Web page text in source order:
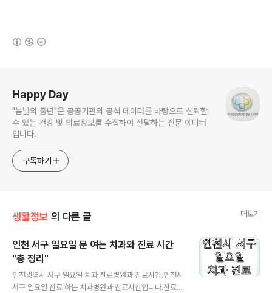
Happy Day
"봄날의 중년"은 공공기관의 공식 데이터를 바탕으로 신뢰할
수 있는 건강 및 의료정보를 수집하여 전달하는 전문 에디터
입니다.
구독하기
생활정보 의 다른 글 더보기
인천 서구 일요일 문 여는 치과와 진료 시간
"총 정리"
인천광역시 서구 일요일 치과 진료병원과 진료시간.인천시
서구 일요일 진료 하는 치과병원과 진료시간입니다.진료시